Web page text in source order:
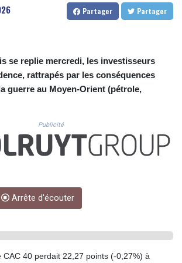
CUC 1.156136
CUP 30.637594
DKK 7.477932
DOP 67.345355
DZD 153.688625
FJD 2.553384
FKP 0.859288
GGP 0.859288
GHS 13.596606
GMD 84.980421
GTQ 8.820142
Partager Partager
se replie mercredi, les investisseurs
rattrapés par les conséquences
guerre au Moyen-Orient (pétrole,
Publicité
Arrête d'écouter
CAC 40 perdait 22,27 points (-0,27%) à